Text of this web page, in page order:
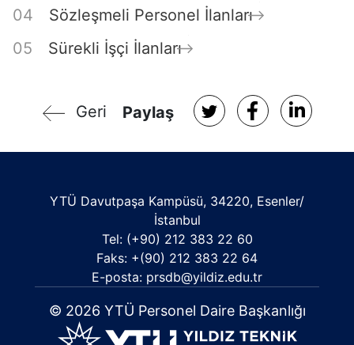
Sözleşmeli Personel İlanları
Sürekli İşçi İlanları
Geri Paylaş
YTÜ Davutpaşa Kampüsü, 34220, Esenler/
İstanbul
Tel: (+90) 212 383 22 60
Faks: +(90) 212 383 22 64
E-posta: prsdb@yildiz.edu.tr
© 2026 YTÜ Personel Daire Başkanlığı